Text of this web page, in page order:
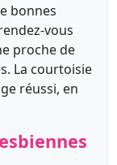
bonnes
vous
proche de
La courtoisie
réussi, en